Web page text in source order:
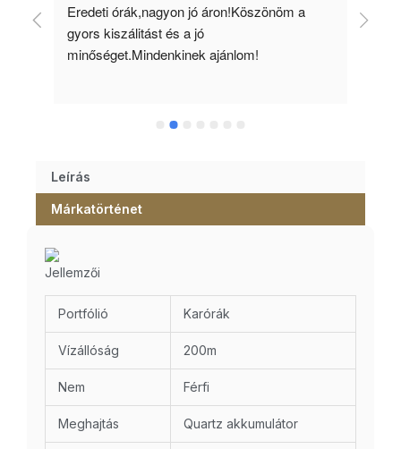
Eredeti órák,nagyon jó áron!Köszönöm a
gyors kiszálitást és a jó
minőséget.Mindenkinek ajánlom!
Leírás
Márkatörténet
Jellemzői
Portfólió Karórák
Vízállóság 200m
Nem Férfi
Meghajtás Quartz akkumulátor